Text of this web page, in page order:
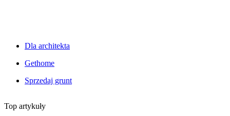
Dla architekta
Gethome
Sprzedaj grunt
Top artykuły